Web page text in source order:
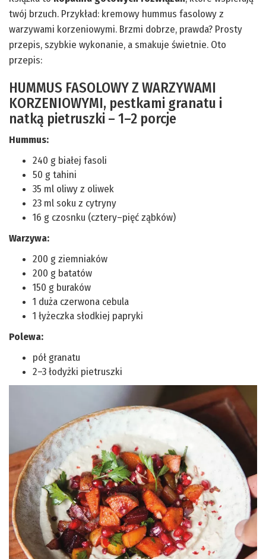
twój brzuch. Przykład: kremowy hummus fasolowy z
warzywami korzeniowymi. Brzmi dobrze, prawda? Prosty
przepis, szybkie wykonanie, a smakuje świetnie. Oto
przepis:
HUMMUS FASOLOWY Z WARZYWAMI
KORZENIOWYMI, pestkami granatu i
natką pietruszki – 1–2 porcje
Hummus:
240 g białej fasoli
50 g tahini
35 ml oliwy z oliwek
23 ml soku z cytryny
16 g czosnku (cztery–pięć ząbków)
Warzywa:
200 g ziemniaków
200 g batatów
150 g buraków
1 duża czerwona cebula
1 łyżeczka słodkiej papryki
Polewa:
pół granatu
2–3 łodyżki pietruszki